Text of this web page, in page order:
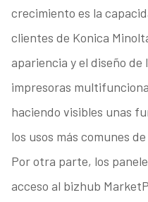
crecimiento es la
clientes de Konica
apariencia y el diseño de
impresoras
haciendo visibles unas
los usos más comunes
Por otra parte, los
acceso al bizhub